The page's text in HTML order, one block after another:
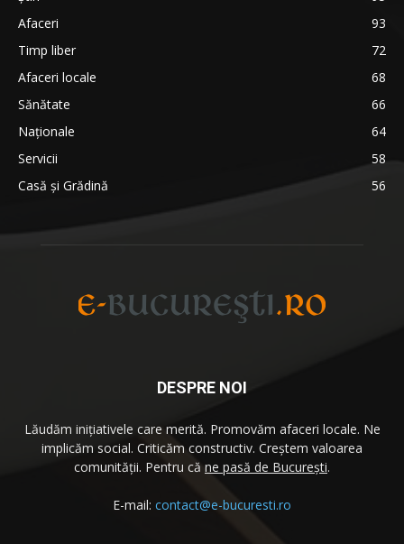
Afaceri
93
Timp liber
72
Afaceri locale
68
Sănătate
66
Naționale
64
Servicii
58
Casă și Grădină
56
DESPRE NOI
Lăudăm iniţiativele care merită. Promovăm afaceri locale. Ne
implicăm social. Criticăm constructiv. Creştem valoarea
comunităţii. Pentru că ne pasă de București.
E-mail: contact@e-bucuresti.ro